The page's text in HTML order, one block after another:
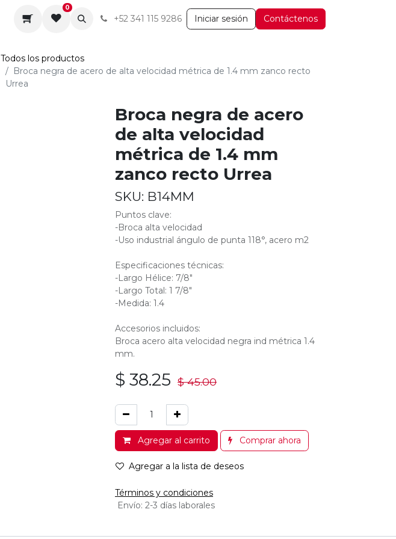
Servicios
0
+52 341 115 9286 Iniciar sesión Contáctenos
Todos los productos
Broca negra de acero de alta velocidad métrica de 1.4 mm zanco recto
Urrea
Broca negra de acero
de alta velocidad
métrica de 1.4 mm
zanco recto Urrea
SKU: B14MM
Puntos clave:
-Broca alta velocidad
-Uso industrial ángulo de punta 118°, acero m2
Especificaciones técnicas:
-Largo Hélice: 7/8"
-Largo Total: 1 7/8"
-Medida: 1.4
Accesorios incluidos:
Broca acero alta velocidad negra ind métrica 1.4
mm.
$ 38.25 $45.00
Agregar al carrito Comprar ahora
Agregar a la lista de deseos
Términos y condiciones
Envío: 2-3 días laborales